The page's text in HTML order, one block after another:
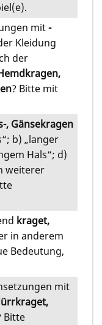
mit-
Kleidung
der
? Bitte mit
, Gänsekragen
b) „langer
Hals“; d)
weiterer
kraget,
in anderem
Bedeutung,
mit
Bitte